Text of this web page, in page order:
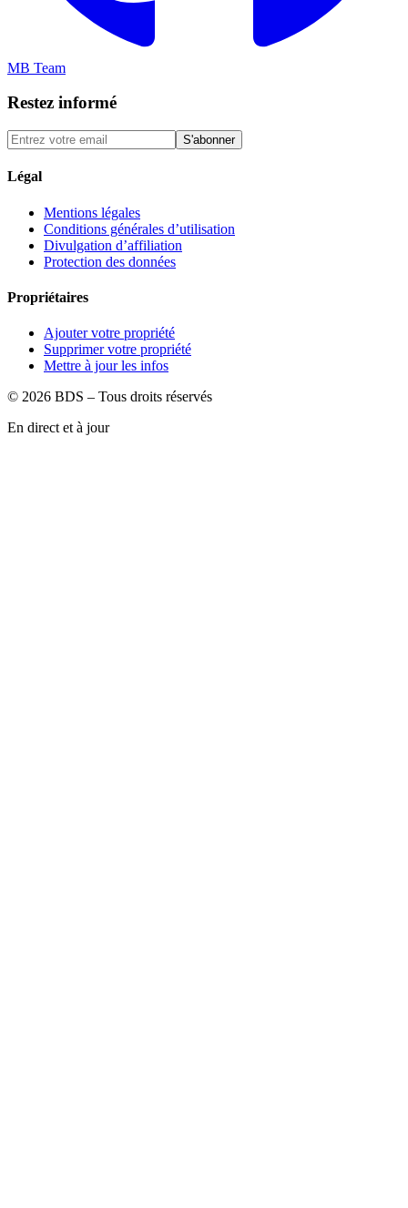
MB Team
Restez informé
S'abonner
Légal
Mentions légales
Conditions générales d’utilisation
Divulgation d’affiliation
Protection des données
Propriétaires
Ajouter votre propriété
Supprimer votre propriété
Mettre à jour les infos
© 2026 BDS – Tous droits réservés
En direct et à jour